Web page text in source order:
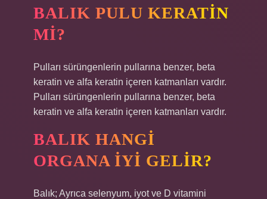
BALIK PULU KERATIN
MI?
Pulları sürüngenlerin pullarına benzer, beta
keratin ve alfa keratin içeren katmanları vardır.
Pulları sürüngenlerin pullarına benzer, beta
keratin ve alfa keratin içeren katmanları vardır.
BALIK HANGI
ORGANA IYI GELIR?
Balık; Ayrıca selenyum, iyot ve D vitamini